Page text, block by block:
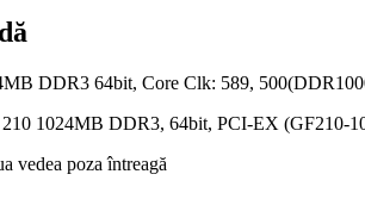
DDR3 64bit, Core Clk: 589,
vedea poza întreagă